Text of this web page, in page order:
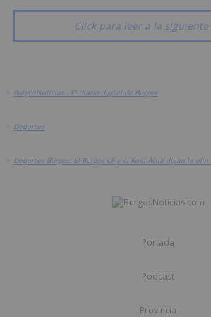
Click para leer a la
> BurgosNoticias - El diario digital de Burgos
> Deportes
> Deportes Burgos: El Burgos CF y el Real Ávila dejan la
Portada
Podcast
Provincia